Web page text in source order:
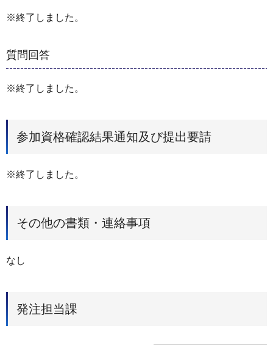
※終了しました。
質問回答
※終了しました。
参加資格確認結果通知及び提出要請
※終了しました。
その他の書類・連絡事項
なし
発注担当課